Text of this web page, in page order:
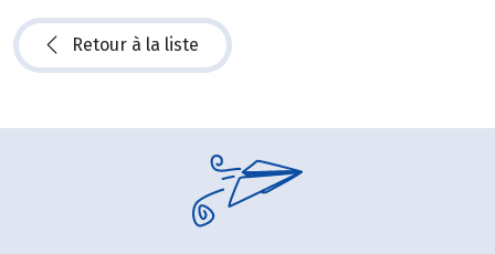
Retour à la liste